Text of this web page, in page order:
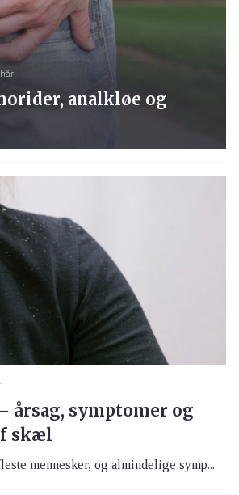
analkløe og
årsag, symptomer og
skæl
mennesker, og almindelige symp...